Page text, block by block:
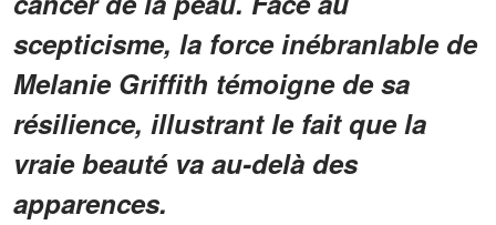
scepticisme, la force inébranlable de
Melanie Griffith témoigne de sa
résilience, illustrant le fait que la
vraie beauté va au-delà des
apparences.